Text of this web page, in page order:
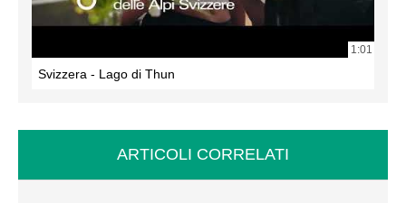
1:01
Svizzera - Lago di Thun
ARTICOLI CORRELATI